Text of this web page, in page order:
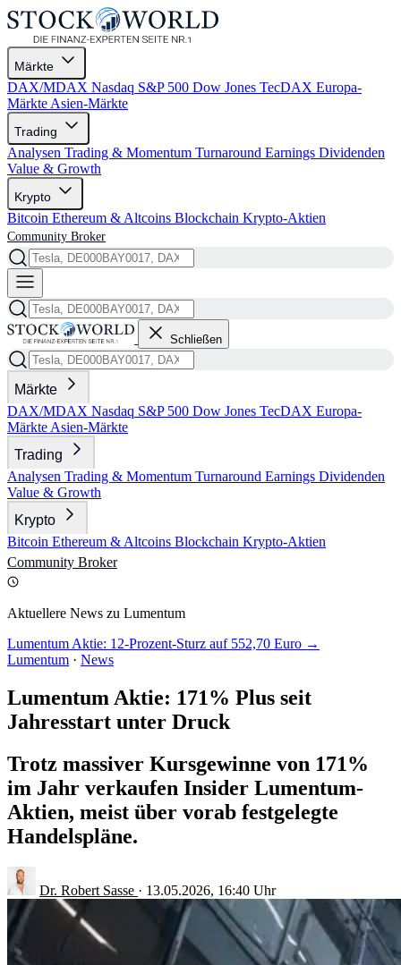
Märkte
DAX/MDAX Nasdaq S&P 500 Dow Jones TecDAX Europa-
Märkte Asien-Märkte
Trading
Analysen Trading & Momentum Turnaround Earnings Dividenden
Value & Growth
Krypto
Bitcoin Ethereum & Altcoins Blockchain Krypto-Aktien
Community Broker
Schließen
Märkte
DAX/MDAX Nasdaq S&P 500 Dow Jones TecDAX Europa-
Märkte Asien-Märkte
Trading
Analysen Trading & Momentum Turnaround Earnings Dividenden
Value & Growth
Krypto
Bitcoin Ethereum & Altcoins Blockchain Krypto-Aktien
Community Broker
Aktuellere News zu Lumentum
Lumentum Aktie: 12-Prozent-Sturz auf 552,70 Euro →
Lumentum · News
Lumentum Aktie: 171% Plus seit
Jahresstart unter Druck
Trotz massiver Kursgewinne von 171%
im Jahr verkaufen Insider Lumentum-
Aktien, meist über vorab festgelegte
Handelspläne.
Dr. Robert Sasse · 13.05.2026, 16:40 Uhr